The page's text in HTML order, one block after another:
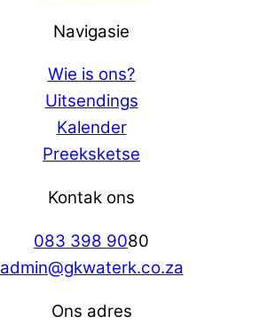
Navigasie
Wie is ons?
Uitsendings
Kalender
Preeksketse
Kontak ons
083 398 9080
admin@gkwaterk.co.za
Ons adres